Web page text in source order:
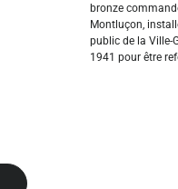
bronze
Montluçon,
public de la Ville-
1941 pour être